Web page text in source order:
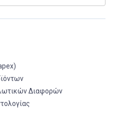
Διαφορών